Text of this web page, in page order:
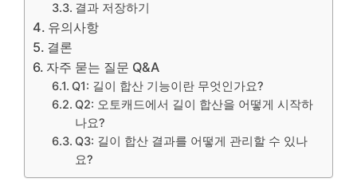
결과 저장하기
유의사항
결론
자주 묻는 질문 Q&A
Q1: 길이 합산 기능이란 무엇인가요?
Q2: 오토캐드에서 길이 합산을 어떻게 시작하
나요?
Q3: 길이 합산 결과를 어떻게 관리할 수 있나
요?